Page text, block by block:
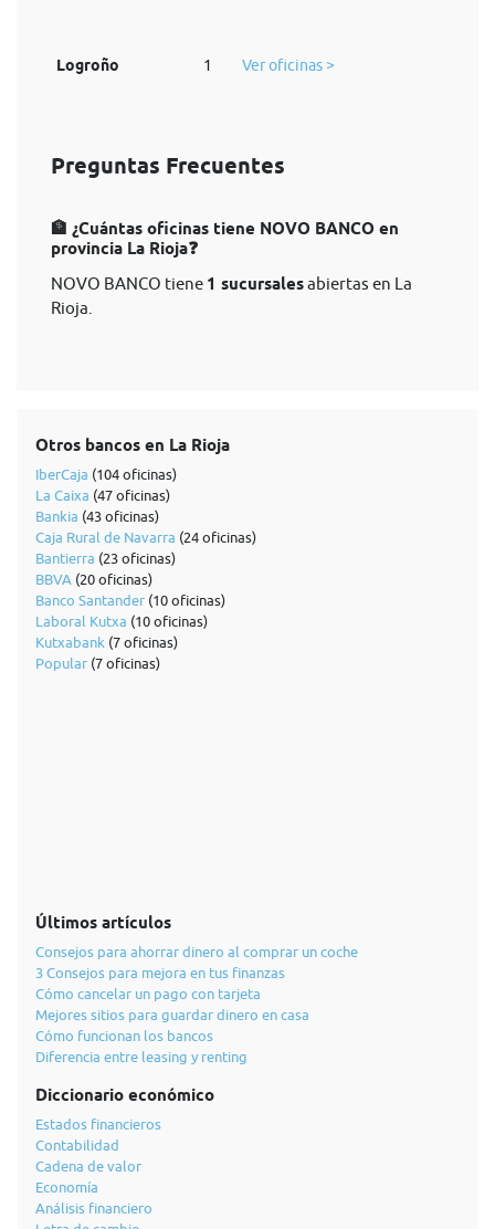
Logroño 1 Ver oficinas >
Preguntas Frecuentes
🏦 ¿Cuántas oficinas tiene NOVO BANCO en
provincia La Rioja❓
NOVO BANCO tiene 1 sucursalesabiertas en La
Rioja.
Otros bancos en La Rioja
IberCaja (104 oficinas)
La Caixa (47 oficinas)
Bankia (43 oficinas)
Caja Rural de Navarra (24 oficinas)
Bantierra (23 oficinas)
BBVA (20 oficinas)
Banco Santander (10 oficinas)
Laboral Kutxa (10 oficinas)
Kutxabank (7 oficinas)
Popular (7 oficinas)
Últimos artículos
Consejos para ahorrar dinero al comprar un coche
3 Consejos para mejora en tus finanzas
Cómo cancelar un pago con tarjeta
Mejores sitios para guardar dinero en casa
Cómo funcionan los bancos
Diferencia entre leasing y renting
Diccionario económico
Estados financieros
Contabilidad
Cadena de valor
Economía
Análisis financiero